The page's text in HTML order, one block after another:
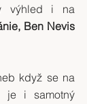
výhled i na
Ben Nevis
když se na
je i samotný